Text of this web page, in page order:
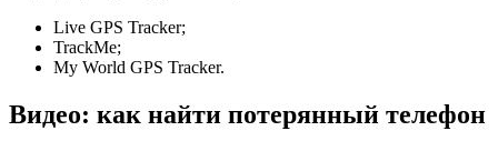
Live GPS Tracker;
TrackMe;
My World GPS Tracker.
Видео: как найти потерянный телефон